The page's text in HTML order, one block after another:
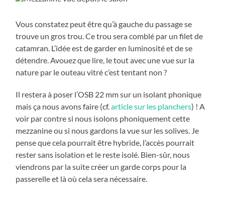
Vous constatez peut être qu’à gauche du passage se
trouve un gros trou. Ce trou sera comblé par un filet de
catamran. L’idée est de garder en luminosité et de se
détendre. Avouez que lire, le tout avec une vue sur la
nature par le outeau vitré c’est tentant non ?
Il restera à poser l’OSB 22 mm sur un isolant phonique
mais ça nous avons faire (cf.article sur les planchers) ! A
voir par contre si nous isolons phoniquement cette
mezzanine ou si nous gardons la vue sur les solives. Je
pense que cela pourrait être hybride, l’accès pourrait
rester sans isolation et le reste isolé. Bien-sûr, nous
viendrons par la suite créer un garde corps pour la
passerelle et là où cela sera nécessaire.